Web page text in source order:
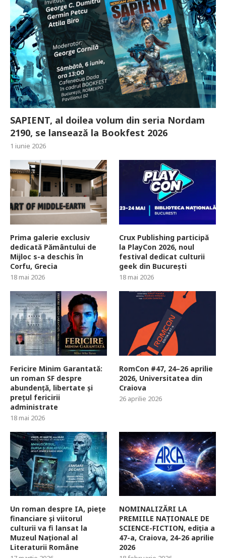
SAPIENT, al doilea volum din seria Nordam
2190, se lansează la Bookfest 2026
1 iunie 2026
Prima galerie exclusiv
dedicată Pământului de
Mijloc s-a deschis în
Corfu, Grecia
18 mai 2026
Crux Publishing participă
la PlayCon 2026, noul
festival dedicat culturii
geek din București
18 mai 2026
Fericire Minim Garantată:
un roman SF despre
abundență, libertate și
prețul fericirii
administrate
18 mai 2026
RomCon #47, 24–26 aprilie
2026, Universitatea din
Craiova
26 aprilie 2026
Un roman despre IA, piețe
financiare și viitorul
culturii va fi lansat la
Muzeul Național al
Literaturii Române
NOMINALIZĂRI LA
PREMIILE NAȚIONALE DE
SCIENCE-FICTION, ediția a
47-a, Craiova, 24-26 aprilie
2026